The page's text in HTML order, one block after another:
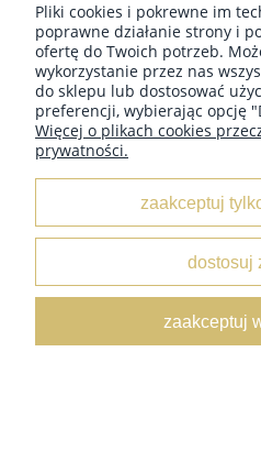
Pasek damski klasyczny
Pasek damski klasyczny
Pliki cookies i pokrewne im
poprawne działanie strony i
ofertę do Twoich potrzeb.
wykorzystanie przez nas
do sklepu lub dostosować
preferencji, wybierając opcję
Więcej o plikach cookies
prywatności.
zaakceptuj
dostosuj
zaakceptuj